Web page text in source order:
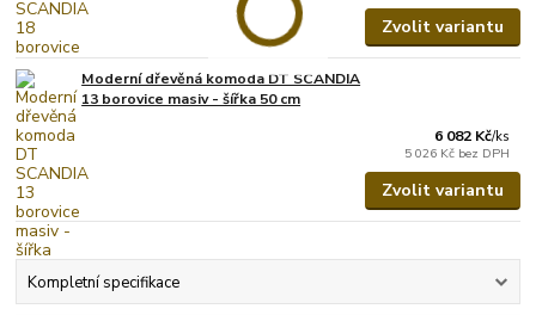
Zvolit variantu
Moderní dřevěná komoda DT SCANDIA
13 borovice masiv - šířka 50 cm
6 082 Kč/ks
5 026 Kč bez DPH
Zvolit variantu
Kompletní specifikace